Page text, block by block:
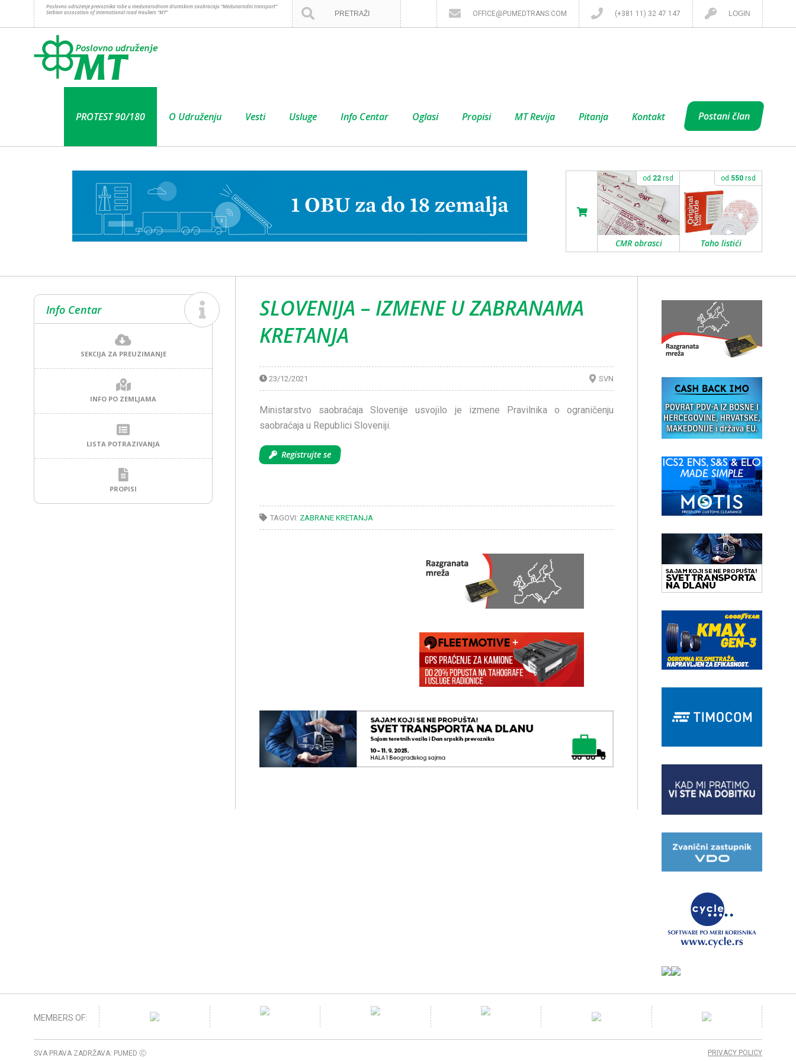
Poslovno udruženje prevoznika robe u međunarodnom drumskom saobraćaju “Međunarodni transport”
Serbian assocation of international road Hauliers “MT”
OFFICE@PUMEDTRANS.COM (+381 11) 32 47 147 LOGIN
PROTEST 90/180 O Udruženju Vesti Usluge Info Centar Oglasi Propisi MT Revija Pitanja Kontakt Postani član
CMR obrasci
od 22 rsd
Taho listići
od 550 rsd
Info Centar
SEKCIJA ZA PREUZIMANJE
INFO PO ZEMLJAMA
LISTA POTRAZIVANJA
PROPISI
SLOVENIJA – IZMENE U ZABRANAMA
KRETANJA
23/12/2021 SVN
Ministarstvo saobraćaja Slovenije usvojilo je izmene Pravilnika o ograničenju
saobraćaja u Republici Sloveniji.
Registrujte se
TAGOVI: ZABRANE KRETANJA
MEMBERS OF:
SVA PRAVA ZADRŽAVA: PUMED Ⓒ PRIVACY POLICY